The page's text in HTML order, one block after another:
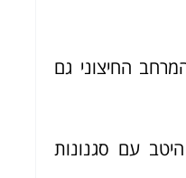
החיצוני גם
עם סגנונות